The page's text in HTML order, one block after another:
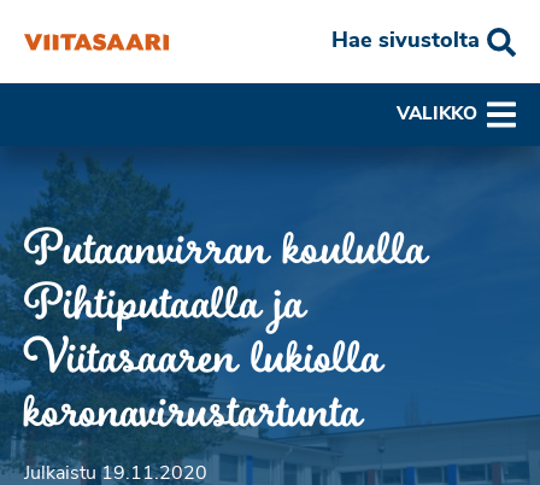
Hae sivustolta
VALIKKO
Putaanvirran koululla
Pihtiputaalla ja
Viitasaaren lukiolla
koronavirustartunta
Julkaistu 19.11.2020